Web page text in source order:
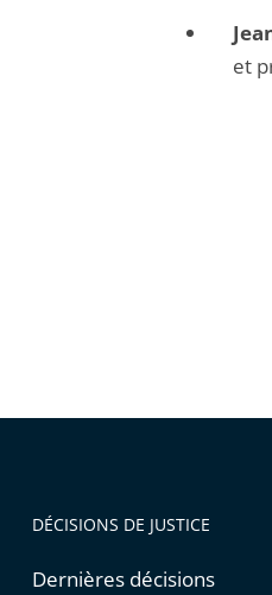
et
DÉCISIONS DE JUSTICE
Dernières décisions